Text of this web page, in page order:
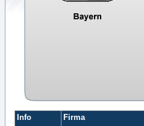
Info
Firma